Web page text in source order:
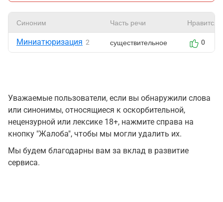
Синоним Часть речи Нравится
Миниатюризация 2 существительное 0
Уважаемые пользователи, если вы обнаружили слова
или синонимы, относящиеся к оскорбительной,
нецензурной или лексике 18+, нажмите справа на
кнопку "Жалоба", чтобы мы могли удалить их.
Мы будем благодарны вам за вклад в развитие
сервиса.